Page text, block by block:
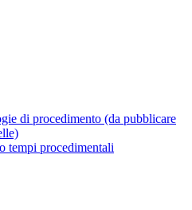
di procedimento (da pubblicare
tempi procedimentali